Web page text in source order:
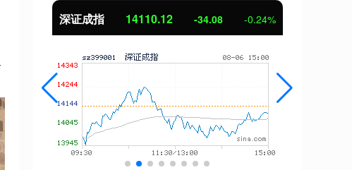
深证成指 14110.12 -34.08 -0.24%